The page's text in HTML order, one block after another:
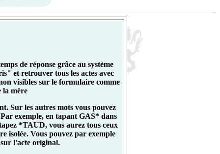
de réponse grâce au système
et retrouver tous les actes avec
visibles sur le formulaire comme
la mère
Sur les autres mots vous pouvez
exemple, en tapant GAS* dans
*TAUD, vous aurez tous ceux
isolée. Vous pouvez par exemple
l'acte original.